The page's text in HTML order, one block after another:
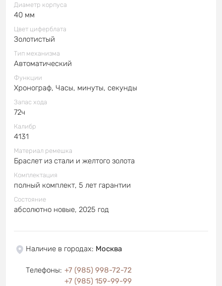
Диаметр корпуса
40 мм
Цвет циферблата
Золотистый
Тип механизма
Автоматический
Функции
Хронограф, Часы, минуты, секунды
Запас хода
72ч
Калибр
4131
Материал ремешка
Браслет из стали и желтого золота
Комплектация
полный комплект, 5 лет гарантии
Состояние
абсолютно новые, 2025 год
Наличие в городах: Москва
Телефоны: +7 (985) 998-72-72
+7 (985) 159-99-99